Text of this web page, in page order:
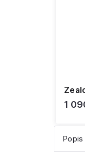
1
Popis